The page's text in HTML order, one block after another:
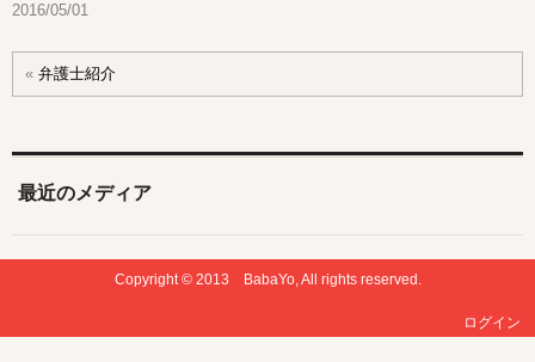
2016/05/01
« 弁護士紹介
最近のメディア
Copyright © 2013 BabaYo, All rights reserved.
ログイン